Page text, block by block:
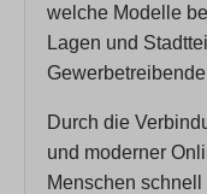
welche Modelle
Lagen und
Durch die
und moderner
Menschen